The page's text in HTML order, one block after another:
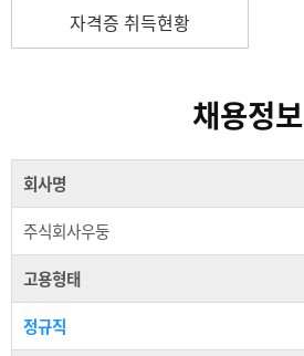
자격증 취득현황
채용정보
회사명
주식회사우둥
고용형태
정규직